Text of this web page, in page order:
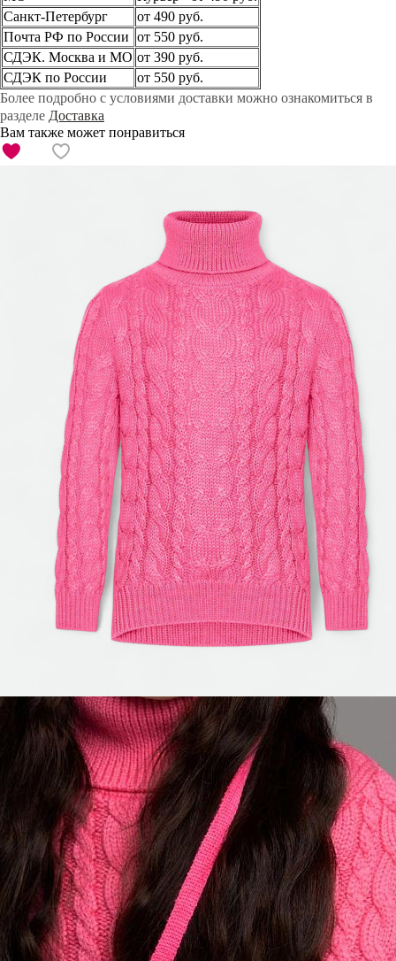
Санкт-Петербург
от 490 руб.
Почта РФ по России от 550 руб.
СДЭК. Москва и МО от 390 руб.
СДЭК по России
от 550 руб.
Более подробно с условиями доставки можно ознакомиться в
разделе Доставка
Вам также может понравиться